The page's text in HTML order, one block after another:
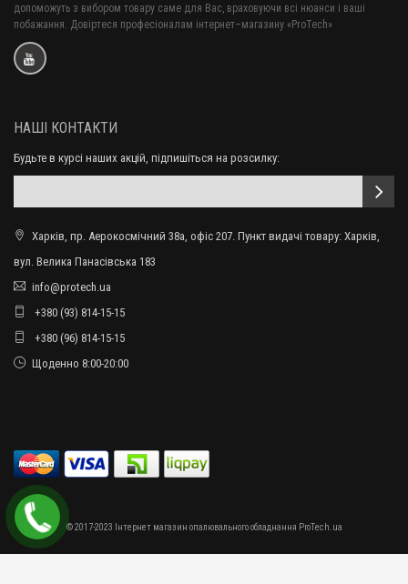
допоможуть з вибором товару саме для Вас, враховуючи всі нюанси і ваші
побажання. Довіртеся професіоналам інтернет–магазину «ProTech»
НАШІ КОНТАКТИ
Будьте в курсі наших акцій, підпишіться на розсилку:
Харків, пр. Аерокосмічний 38а, офіс 207. Пункт видачі товару: Харків,
вул. Велика Панасівська 183
info@protech.ua
+380 (93) 814-15-15
+380 (96) 814-15-15
Щоденно 8:00-20:00
© 2017-2023 Інтернет магазин опалювального обладнання ProTech.ua